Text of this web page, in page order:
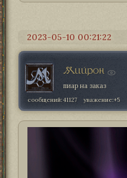
2023-05-10 00:21:22
Мийрон
пиар на заказ
сообщений:41127 уважение:+5